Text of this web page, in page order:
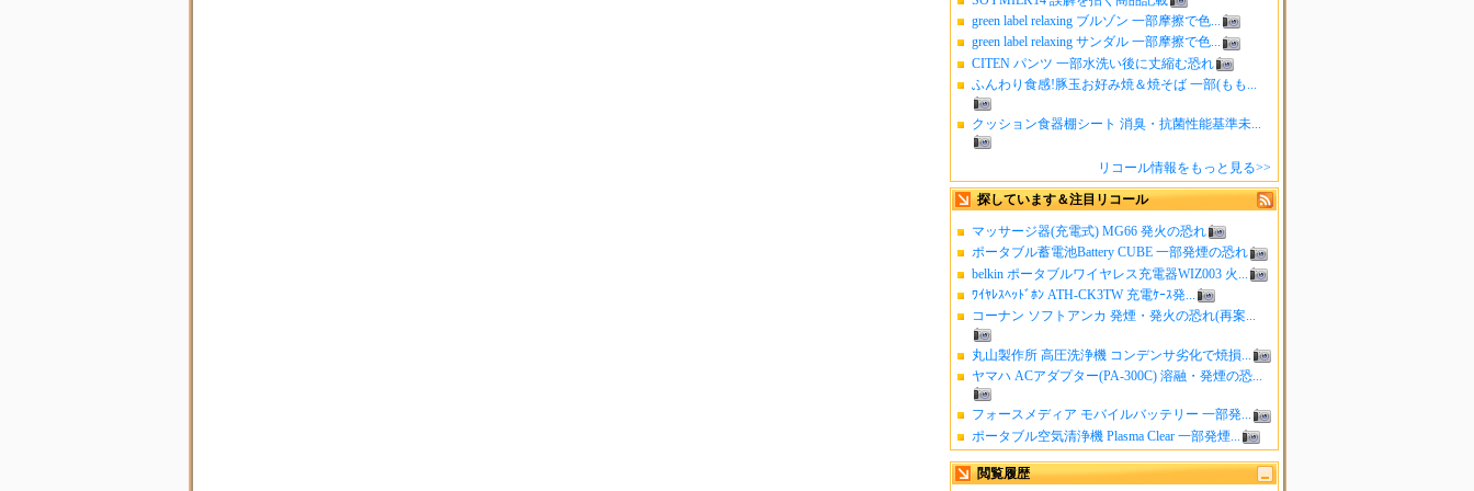
green label relaxing ブルゾン 一部摩擦で色...
green label relaxing サンダル 一部摩擦で色...
CITEN パンツ 一部水洗い後に丈縮む恐れ
ふんわり食感!豚玉お好み焼＆焼そば 一部(もも...
クッション食器棚シート 消臭・抗菌性能基準未...
リコール情報をもっと見る>>
探しています＆注目リコール
マッサージ器(充電式) MG66 発火の恐れ
ポータブル蓄電池Battery CUBE 一部発煙の恐れ
belkin ポータブルワイヤレス充電器WIZ003 火...
ﾜｲﾔﾚｽﾍｯﾄﾞﾎﾝ ATH-CK3TW 充電ｹｰｽ発...
コーナン ソフトアンカ 発煙・発火の恐れ(再案...
丸山製作所 高圧洗浄機 コンデンサ劣化で焼損...
ヤマハ ACアダプター(PA-300C) 溶融・発煙の恐...
フォースメディア モバイルバッテリー 一部発...
ポータブル空気清浄機 Plasma Clear 一部発煙...
閲覧履歴